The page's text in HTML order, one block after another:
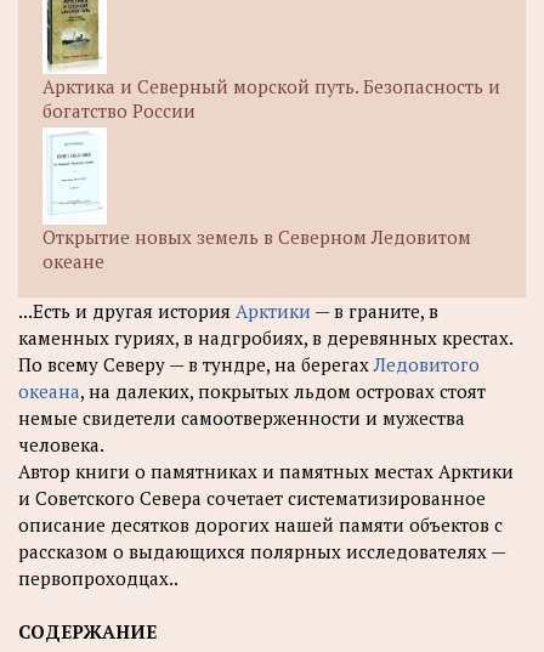
Арктика и Северный морской путь. Безопасность и
богатство России
Открытие новых земель в Северном Ледовитом
океане
...Есть и другая история Арктики — в граните, в
каменных гуриях, в надгробиях, в деревянных крестах.
По всему Северу — в тундре, на берегахЛедовитого
океана, на далеких, покрытых льдом островах стоят
немые свидетели самоотверженности и мужества
человека.
Автор книги о памятниках и памятных местах Арктики
и Советского Севера сочетает систематизированное
описание десятков дорогих нашей памяти объектов с
рассказом о выдающихся полярных исследователях —
первопроходцах..
СОДЕРЖАНИЕ